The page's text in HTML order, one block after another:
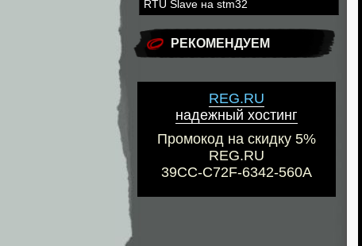
RTU Slave на stm32
РЕКОМЕНДУЕМ
REG.RU
надежный хостинг
Промокод на скидку 5%
REG.RU
39CC-C72F-6342-560A